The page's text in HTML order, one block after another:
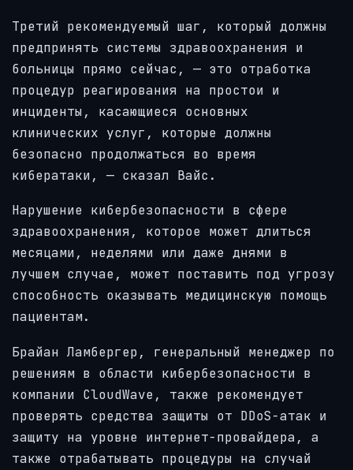
Третий рекомендуемый шаг, который должны
предпринять системы здравоохранения и
больницы прямо сейчас, — это отработка
процедур реагирования на простои и
инциденты, касающиеся основных
клинических услуг, которые должны
безопасно продолжаться во время
кибератаки, — сказал Вайс.
Нарушение кибербезопасности в сфере
здравоохранения, которое может длиться
месяцами, неделями или даже днями в
лучшем случае, может поставить под угрозу
способность оказывать медицинскую помощь
пациентам.
Брайан Ламбергер, генеральный менеджер по
решениям в области кибербезопасности в
компании CloudWave, также рекомендует
проверять средства защиты от DDoS-атак и
защиту на уровне интернет-провайдера, а
также отрабатывать процедуры на случай